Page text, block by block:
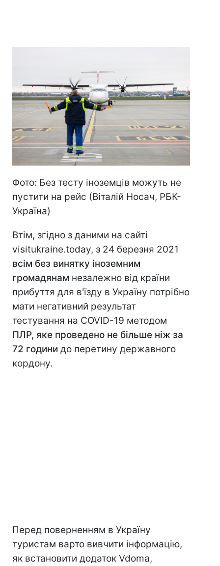
Фото: Без тесту іноземців можуть не
пустити на рейс (Віталій Носач, РБК-
Україна)
Втім, згідно з даними на сайті
visitukraine.today, з 24 березня 2021
всім без винятку іноземним
громадянам незалежно від країни
прибуття для в'їзду в Україну потрібно
мати негативний результат
тестування на COVID-19 методом
ПЛР, яке проведено не більше ніж за
72 години до перетину державного
кордону.
Перед поверненням в Україну
туристам варто вивчити інформацію,
як встановити додаток Vdoma,